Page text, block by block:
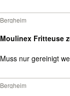
Bergheim
Moulinex Fritteuse
Muss nur gereinigt
Bergheim